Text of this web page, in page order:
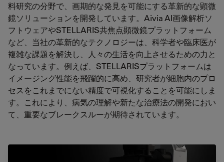
料研究の分野で、画期的な発見を可能にする革新的な顕微
鏡ソリューションを開発しています。Aivia AI画像解析ソ
フトウェアやSTELLARIS共焦点顕微鏡プラットフォーム
など、当社の革新的なテクノロジーは、科学者や臨床医が
複雑な課題を解決し、人々の生活を向上させるための力と
なっています。例えば、STELLARISプラットフォームは
イメージング性能を飛躍的に高め、研究者が細胞内のプロ
セスをこれまでにない精度で可視化することを可能にしま
す。これにより、病気の理解や新たな治療法の開発におい
て、重要なブレークスルーが期待されています。